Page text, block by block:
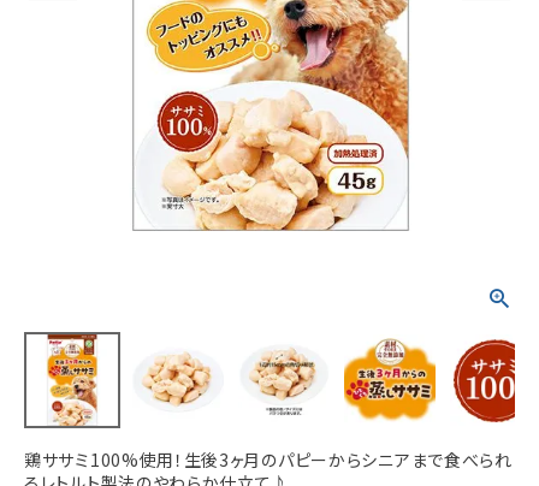
ACCOUNT MENU
ようこそ ゲスト 様
person 新規会員登録
鶏ササミ100%使用！生後3ヶ月のパピーからシニアまで食べられ